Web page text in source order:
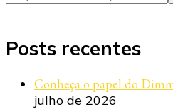
Posts recentes
Conheça o papel do
julho de 2026